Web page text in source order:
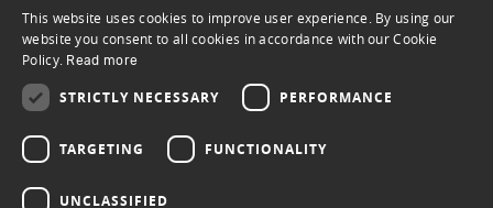
FOLLOW US
FRENCH
This website uses cookies to improve user experience. By using our
website you consent to all cookies in accordance with our Cookie
Policy. Read more
STRICTLY NECESSARY PERFORMANCE
TARGETING FUNCTIONALITY
UNCLASSIFIED